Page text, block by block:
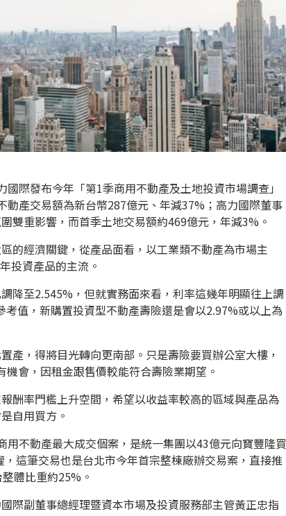
國際發布今年「第1季商用不動產及土地投資市場調查」
產交易額為新台幣287億元、年減37%；高力國際董事
雙重影響，而首季土地交易額約469億元，年減3%。
的經濟關鍵，從產品面看，以工業類不動產為市場主
投資產品的主流。
降至2.545%，但就實務面來看，利率這幾年明顯往上調
值，新購置投資型不動產壽險還是會以2.97%或以上為
產，得將目光轉向更南部。只是壽險要買辦公室大樓，
會，因租金跟售價較能符合壽險業期望。
酬率門檻上升空間，希望以收益率較高的區域與產品為
自用買方。
不動產最大成交個案，是統一集團以43億元向寶豐隆買
這筆交易也是台北市今年首宗整棟廠辦交易案，直接推
體比重約25%。
際副董事總經理暨資本市場及投資服務部主管黃正忠指